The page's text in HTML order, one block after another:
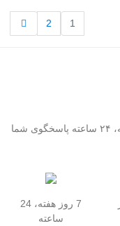
1
2
تلفن پشتیبانی | 09120511400 | ۷ روز هفته، ۲۴ ساعته پاسخگوی شما
7 روز هفته، 24
ساعته